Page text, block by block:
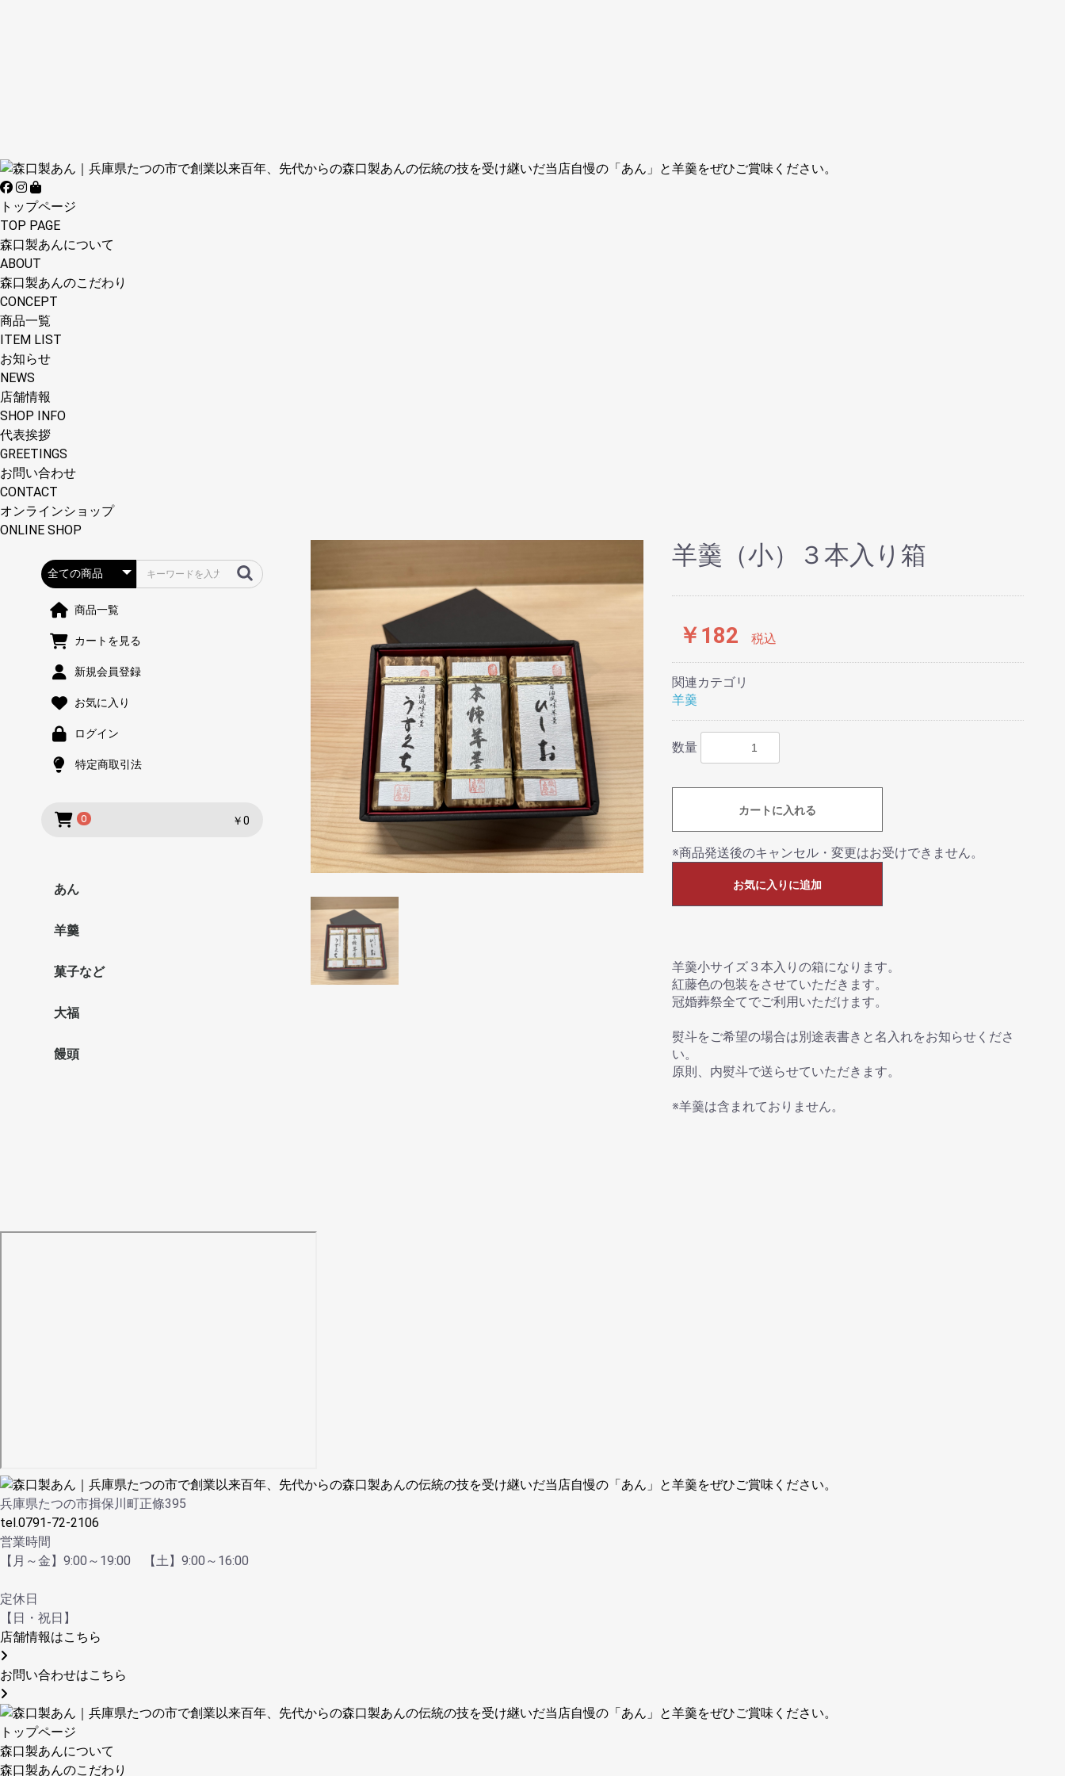
トップページ
TOP PAGE
森口製あんについて
ABOUT
森口製あんのこだわり
CONCEPT
商品一覧
ITEM LIST
お知らせ
NEWS
店舗情報
SHOP INFO
代表挨拶
GREETINGS
お問い合わせ
CONTACT
オンラインショップ
ONLINE SHOP
商品一覧
カートを見る
新規会員登録
お気に入り
ログイン
特定商取引法
0 ￥0
あん
羊羹
菓子など
大福
饅頭
羊羹（小）３本入り箱
￥182 税込
関連カテゴリ
羊羹
数量
カートに入れる
※商品発送後のキャンセル・変更はお受けできません。
お気に入りに追加
羊羹小サイズ３本入りの箱になります。
紅藤色の包装をさせていただきます。
冠婚葬祭全てでご利用いただけます。
熨斗をご希望の場合は別途表書きと名入れをお知らせくださ
い。
原則、内熨斗で送らせていただきます。
※羊羹は含まれておりません。
兵庫県たつの市揖保川町正條395
tel.0791-72-2106
営業時間
【月～金】9:00～19:00 【土】9:00～16:00
定休日
【日・祝日】
店舗情報はこちら
お問い合わせはこちら
トップページ
森口製あんについて
森口製あんのこだわり